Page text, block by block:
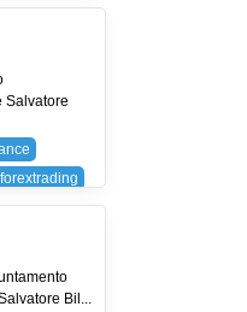
Salvatore
Bil...